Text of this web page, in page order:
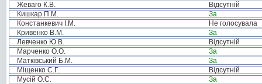
Жеваго К.В.
Відсутній
Кишкар П.М.
За
Констанкевич І.М.
Не голосувала
Кривенко В.М.
За
Левченко Ю.В.
Відсутній
Марченко О.О.
За
Матківський Б.М.
За
Міщенко С.Г.
Відсутній
Мусій О.С.
За